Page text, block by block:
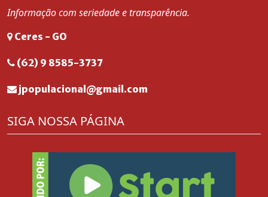
Informação com seriedade e transparência.
Ceres - GO
(62) 9 8585-3737
jpopulacional@gmail.com
SIGA NOSSA PÁGINA